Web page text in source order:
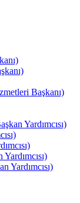
Başkanı)
Yardımcısı)
Yardımcısı)